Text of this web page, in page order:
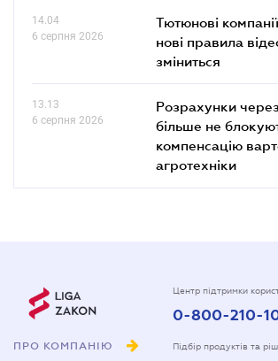
14.04
6 серпня 2026
Тютюнові
нові правила
зміниться
13.13
6 серпня 2026
Розрахунки
більше не
компенсацію
агротехніки
ПРО КОМПАНІЮ
Центр підтримки
0-800-210-
Підбір продуктів та